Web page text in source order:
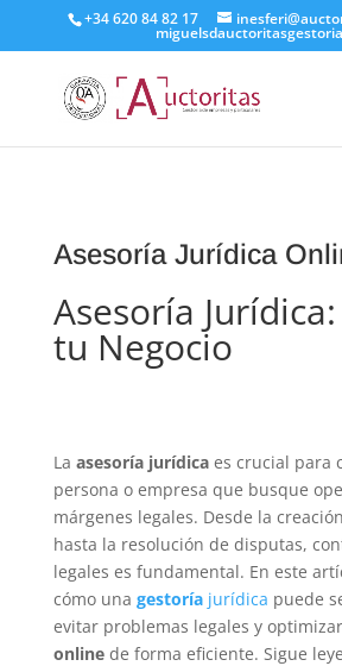
+34 620 84 82 17
Asesoría Jurídica
Asesoría
tu Negocio
La asesoría jurídicaes crucial para
persona o empresa que busque
márgenes legales. Desde la
hasta la resolución de disputas,
legales es fundamental. En este
cómo una gestoríajurídica puede
evitar problemas legales y
onlinede forma eficiente. Sigue